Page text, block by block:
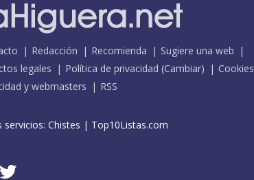
Redacción Recomienda
Sugiere una web
legales
Política de privacidad (Cambiar)
Cookies
y webmasters
RSS
servicios: Chistes | Top10Listas.com